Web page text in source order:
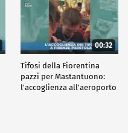
00:32
Tifosi della Fiorentina
pazzi per Mastantuono:
l'accoglienza all'aeroporto